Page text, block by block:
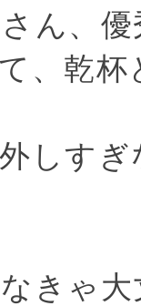
ん、
、乾杯
しす
きゃ